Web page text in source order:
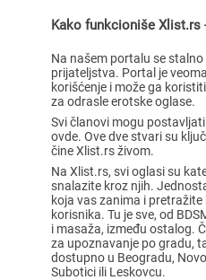
Kako funkcioniše Xlist.rs
Na našem portalu se
prijateljstva. Portal je
korišćenje i može ga
za odrasle erotske oglase.
Svi članovi mogu
ovde. Ove dve stvari su
čine Xlist.rs živom.
Na Xlist.rs, svi oglasi su
snalazite kroz njih.
koja vas zanima i
korisnika. Tu je sve, od
i masaža, između ostalog.
za upoznavanje po gradu,
dostupno u Beogradu,
Subotici ili Leskovcu.